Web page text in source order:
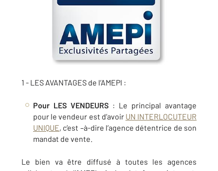
1 - LES AVANTAGES de l’AMEPI :
Pour LES VENDEURS : Le principal avantage
pour le vendeur est d’avoir UN INTERLOCUTEUR
UNIQUE, c’est –à-dire l’agence détentrice de son
mandat de vente.
Le bien va être diffusé à toutes les agences